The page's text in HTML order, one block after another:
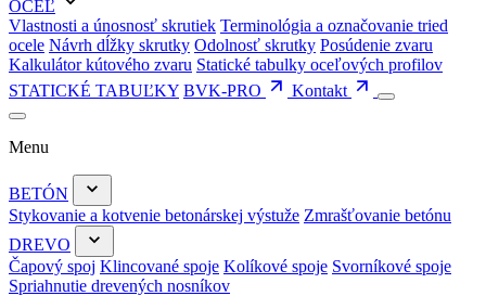
OCEĽ
Vlastnosti a únosnosť skrutiek Terminológia a označovanie tried
ocele Návrh dĺžky skrutky Odolnosť skrutky Posúdenie zvaru
Kalkulátor kútového zvaru Statické tabulky oceľových profilov
STATICKÉ TABUĽKY BVK-PRO Kontakt
Menu
BETÓN
Stykovanie a kotvenie betonárskej výstuže Zmrašťovanie betónu
DREVO
Čapový spoj Klincované spoje Kolíkové spoje Svorníkové spoje
Spriahnutie drevených nosníkov